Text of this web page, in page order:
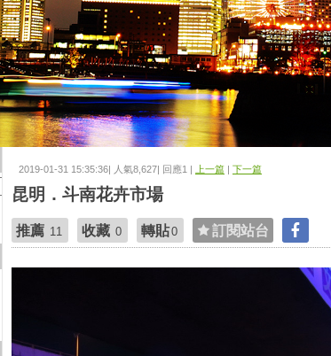
2019-01-31 15:35:36| 人氣8,627| 回應1 | 上一篇 | 下一篇
昆明．斗南花卉市場
推薦 11 收藏 0 轉貼0 訂閱站台